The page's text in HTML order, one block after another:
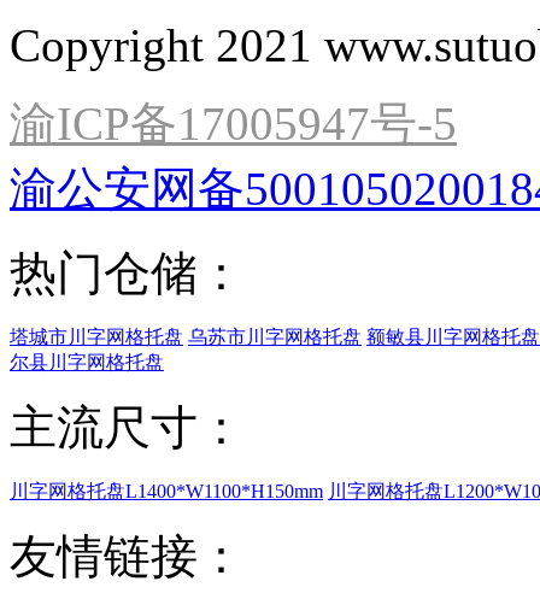
Copyright 2021
渝ICP备17005947号-5
渝公安网备
热门仓储：
塔城市川字网格托盘 乌苏市川字网格托盘 额敏县川字网格托盘
尔县川字网格托盘
主流尺寸：
川字网格托盘L1400*W1100*H150mm 川字网格托盘
友情链接：